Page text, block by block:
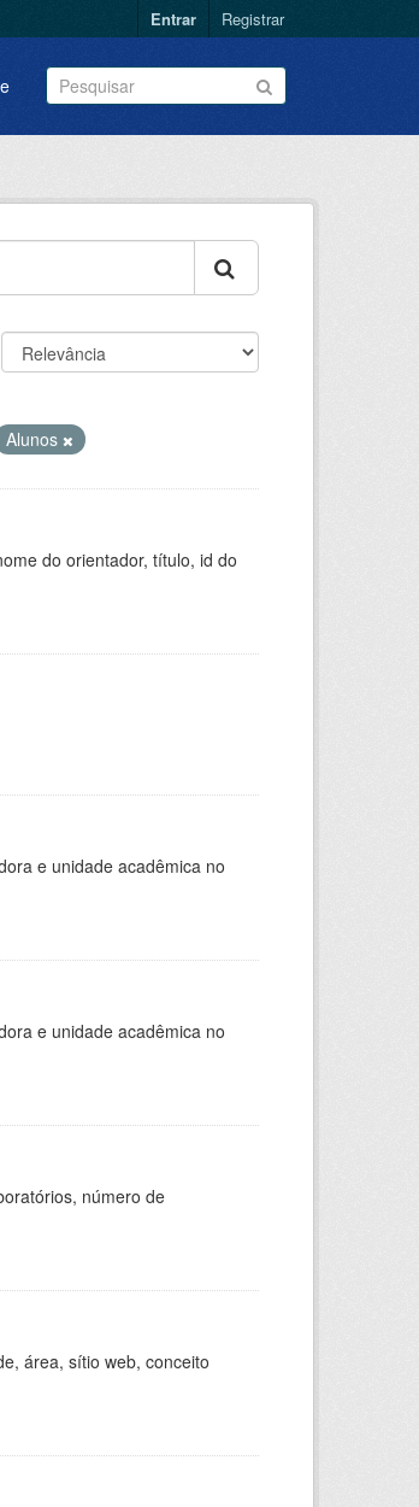
Entrar Registrar
Alunos
do orientador, título, id do
e unidade acadêmica no
e unidade acadêmica no
número de
área, sítio web, conceito